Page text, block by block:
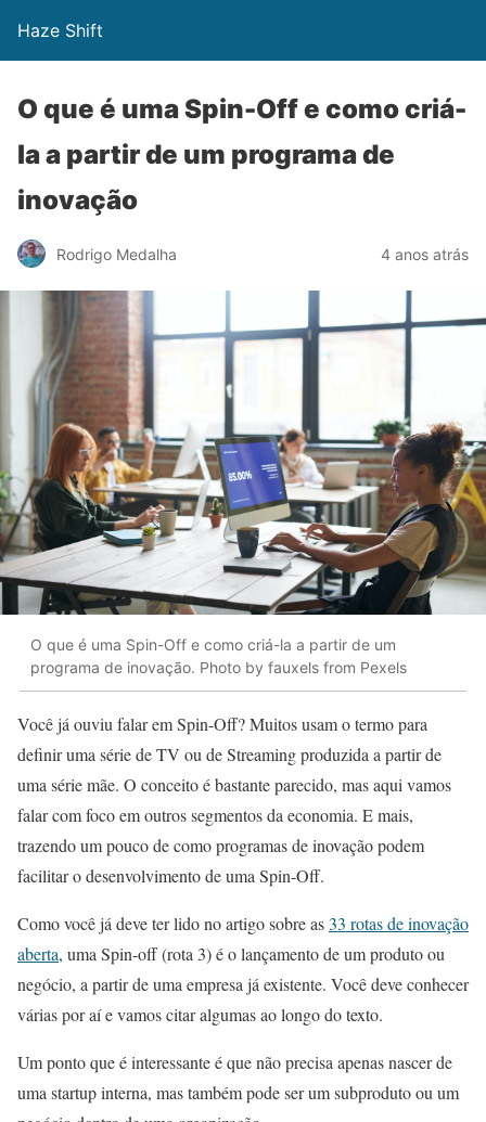
Haze Shift
O que é uma Spin-Off e como criá-
la a partir de um programa de
inovação
Rodrigo Medalha 4 anos atrás
O que é uma Spin-Off e como criá-la a partir de um
programa de inovação. Photo by fauxels from Pexels
Você já ouviu falar em Spin-Off? Muitos usam o termo para
definir uma série de TV ou de Streaming produzida a partir de
uma série mãe. O conceito é bastante parecido, mas aqui vamos
falar com foco em outros segmentos da economia. E mais,
trazendo um pouco de como programas de inovação podem
facilitar o desenvolvimento de uma Spin-Off.
Como você já deve ter lido no artigo sobre as33 rotas de inovação
aberta, uma Spin-off (rota 3) é o lançamento de um produto ou
negócio, a partir de uma empresa já existente. Você deve conhecer
várias por aí e vamos citar algumas ao longo do texto.
Um ponto que é interessante é que não precisa apenas nascer de
uma startup interna, mas também pode ser um subproduto ou um